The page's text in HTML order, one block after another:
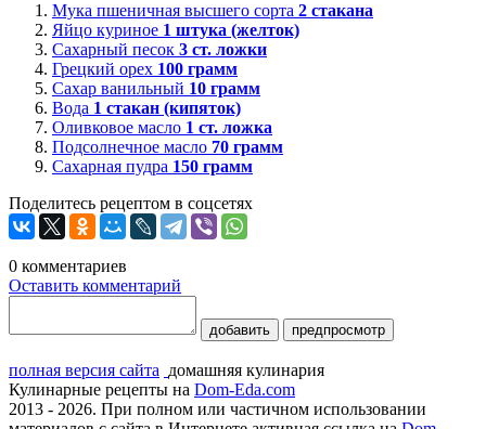
Мука пшеничная высшего сорта 2 стакана
Яйцо куриное 1 штука (желток)
Сахарный песок 3 ст. ложки
Грецкий орех 100 грамм
Сахар ванильный 10 грамм
Вода 1 стакан (кипяток)
Оливковое масло 1 ст. ложка
Подсолнечное масло 70 грамм
Сахарная пудра 150 грамм
Поделитесь рецептом в соцсетях
0 комментариев
Оставить комментарий
добавить предпросмотр
полная версия сайта домашняя кулинария
Кулинарные рецепты на Dom-Eda.com
2013 - 2026. При полном или частичном использовании